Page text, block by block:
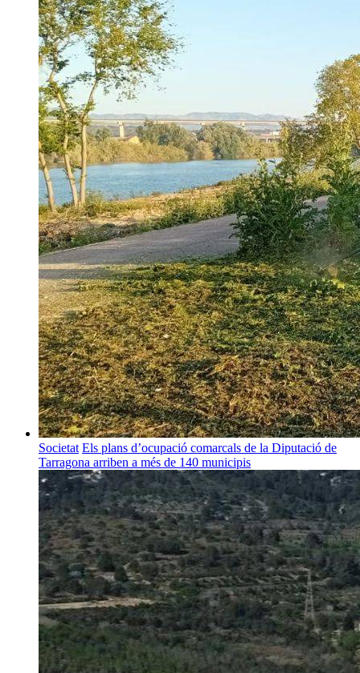
Societat Els plans d’ocupació comarcals de la Diputació de
Tarragona arriben a més de 140 municipis